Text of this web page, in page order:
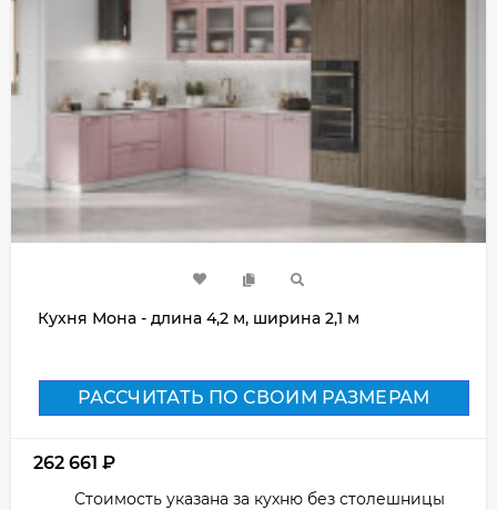
Кухня Мона - длина 4,2 м, ширина 2,1 м
РАССЧИТАТЬ ПО СВОИМ РАЗМЕРАМ
262 661 ₽
Стоимость указана за кухню без столешницы